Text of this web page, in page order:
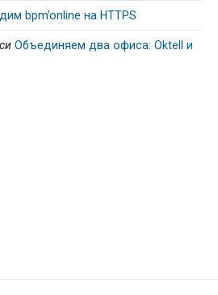
bpm’online на HTTPS
Объединяем два офиса: Oktell и